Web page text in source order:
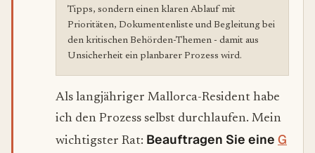
Tipps, sondern einen klaren Ablauf mit
Prioritäten, Dokumentenliste und Begleitung bei
den kritischen Behörden-Themen - damit aus
Unsicherheit ein planbarer Prozess wird.
Als langjähriger Mallorca-Resident habe
ich den Prozess selbst durchlaufen. Mein
wichtigster Rat: Beauftragen Sie eine G